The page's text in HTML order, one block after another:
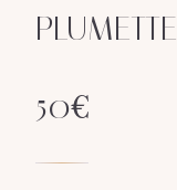
PLUMETTE
50€